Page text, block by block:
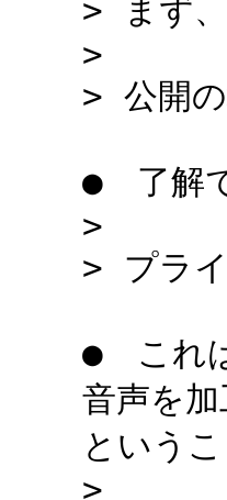
> まず
>
> 公開
● 了解
>
> プラ
● これ
音声を加
という
>